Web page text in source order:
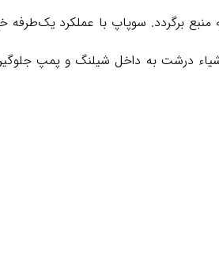
برگردد. سوپاپ با عملکرد یک‌طرفه
درشت به داخل شیلنگ و پمپ